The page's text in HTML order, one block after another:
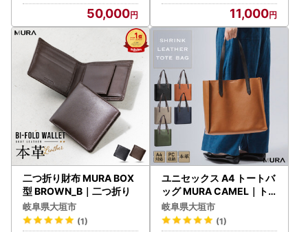
50,000 11,000
二つ折り財布 MURA BOX
型 BROWN_B｜二つ折り
岐阜県大垣市
(1)
ユニセックス A4 トートバ
ッグ MURA CAMEL｜ト
ートバッグ
岐阜県大垣市
(1)